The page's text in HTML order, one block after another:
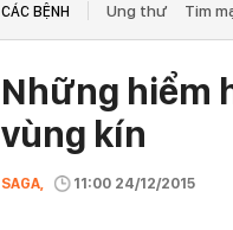
CÁC BỆNH Ung thư Tim
Những hiểm
vùng kín
SAGA, 11:00 24/12/2015